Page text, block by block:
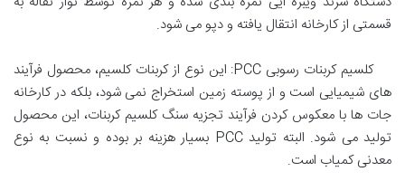
قسمتی از کارخانه انتقال یافته و دپو می شود.
کلسیم کربنات رسوبی PCC: این نوع از کربنات کلسیم، محصول فرآیند
های شیمیایی است و از پوسته زمین استخراج نمی شود، بلکه در کارخانه
جات ها با معکوس کردن فرآیند تجزیه سنگ کلسیم کربنات، این محصول
تولید می شود. البته تولید PCC بسیار هزینه بر بوده و نسبت به نوع
معدنی کمیاب است.